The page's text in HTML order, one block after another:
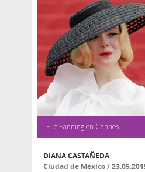
Elle Fanning en Cannes
DIANA CASTAÑEDA
Ciudad de México/